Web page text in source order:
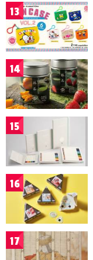
13
14
15
16
17